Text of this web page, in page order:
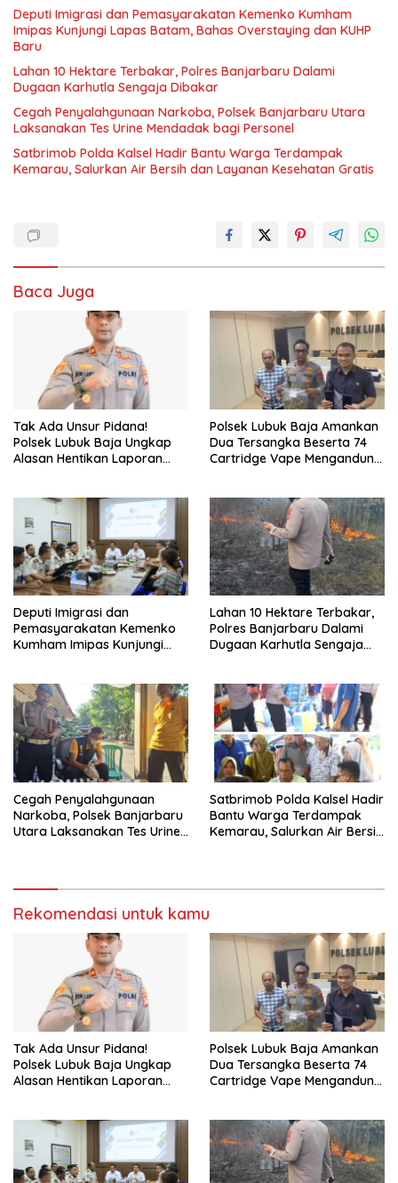
Deputi Imigrasi dan Pemasyarakatan Kemenko Kumham
Imipas Kunjungi Lapas Batam, Bahas Overstaying dan KUHP
Baru
Lahan 10 Hektare Terbakar, Polres Banjarbaru Dalami
Dugaan Karhutla Sengaja Dibakar
Cegah Penyalahgunaan Narkoba, Polsek Banjarbaru Utara
Laksanakan Tes Urine Mendadak bagi Personel
Satbrimob Polda Kalsel Hadir Bantu Warga Terdampak
Kemarau, Salurkan Air Bersih dan Layanan Kesehatan Gratis
Baca Juga
Tak Ada Unsur Pidana!
Polsek Lubuk Baja Ungkap
Alasan Hentikan Laporan
Polsek Lubuk Baja Amankan
Dua Tersangka Beserta 74
Cartridge Vape Mengandung
Deputi Imigrasi dan
Pemasyarakatan Kemenko
Kumham Imipas Kunjungi
Lahan 10 Hektare Terbakar,
Polres Banjarbaru Dalami
Dugaan Karhutla Sengaja
Cegah Penyalahgunaan
Narkoba, Polsek Banjarbaru
Utara Laksanakan Tes Urine
Satbrimob Polda Kalsel Hadir
Bantu Warga Terdampak
Kemarau, Salurkan Air Bersih
Rekomendasi untuk kamu
Tak Ada Unsur Pidana!
Polsek Lubuk Baja Ungkap
Alasan Hentikan Laporan
Polsek Lubuk Baja Amankan
Dua Tersangka Beserta 74
Cartridge Vape Mengandung